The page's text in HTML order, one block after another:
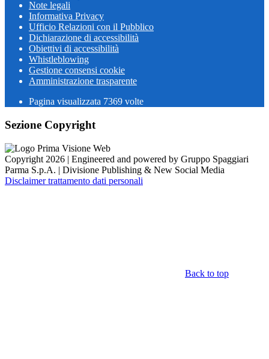
Note legali
Informativa Privacy
Ufficio Relazioni con il Pubblico
Dichiarazione di accessibilità
Obiettivi di accessibilità
Whistleblowing
Gestione consensi cookie
Amministrazione trasparente
Pagina visualizzata 7369 volte
Sezione Copyright
Copyright 2026 | Engineered and powered by Gruppo Spaggiari
Parma S.p.A. | Divisione Publishing & New Social Media
Disclaimer trattamento dati personali
Back to top